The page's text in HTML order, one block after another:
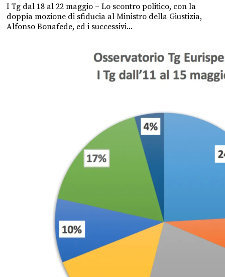
I Tg dal 18 al 22 maggio – Lo scontro politico, con la
doppia mozione di sfiducia al Ministro della Giustizia,
Alfonso Bonafede, ed i successivi...